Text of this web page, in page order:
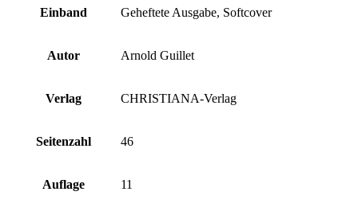
Einband Geheftete Ausgabe, Softcover
Autor Arnold Guillet
Verlag CHRISTIANA-Verlag
Seitenzahl 46
Auflage 11